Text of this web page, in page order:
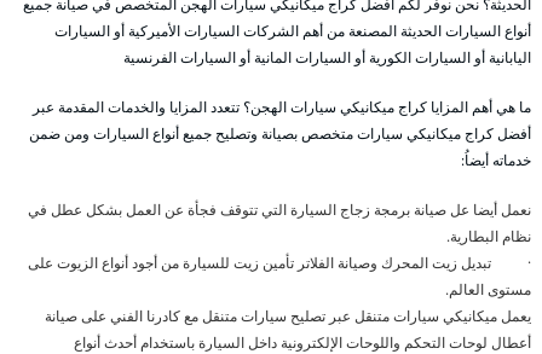
الحديثة؟ نحن نوفر لكم أفضل كراج ميكانيكي سيارات الهجن المتخصص في صيانة جميع
أنواع السيارات الحديثة المصنعة من أهم الشركات السيارات الأميركية أو السيارات
اليابانية أو السيارات الكورية أو السيارات المانية أو السيارات الفرنسية
ما هي أهم المزايا كراج ميكانيكي سيارات الهجن؟ تتعدد المزايا والخدمات المقدمة عبر
أفضل كراج ميكانيكي سيارات متخصص بصيانة وتصليح جميع أنواع السيارات ومن ضمن
خدماته أيضاُ:
نعمل أيضا عل صيانة برمجة زجاج السيارة التي تتوقف فجأة عن العمل بشكل عطل في
نظام البطارية.
· تبديل زيت المحرك وصيانة الفلاتر تأمين زيت للسيارة من أجود أنواع الزيوت على
مستوى العالم.
يعمل ميكانيكي سيارات متنقل عبر تصليح سيارات متنقل مع كادرنا الفني على صيانة
أعطال لوحات التحكم واللوحات الإلكترونية داخل السيارة باستخدام أحدث أنواع